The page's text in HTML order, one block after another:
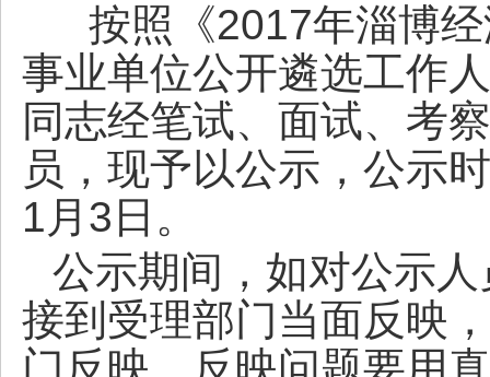
按照《2017年淄博
事业单位公开遴选工作
同志经笔试、面试、考
员，现予以公示，公示
1月3日。
公示期间，如对公示
接到受理部门当面反映